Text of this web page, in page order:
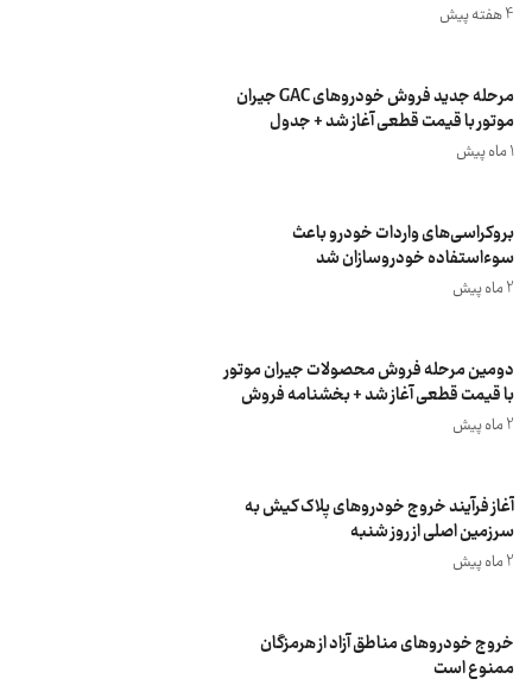
4 هفته پیش
مرحله جدید فروش خودروهای GAC جیران
موتور با قیمت قطعی آغاز شد + جدول
1 ماه پیش
بروکراسی‌های واردات خودرو باعث
سوءاستفاده خودروسازان شد
2 ماه پیش
دومین مرحله فروش محصولات جیران موتور
با قیمت قطعی آغاز شد + بخشنامه فروش
2 ماه پیش
آغاز فرآیند خروج خودروهای پلاک کیش به
سرزمین اصلی از روز شنبه
2 ماه پیش
خروج خودروهای مناطق آزاد از هرمزگان
ممنوع است